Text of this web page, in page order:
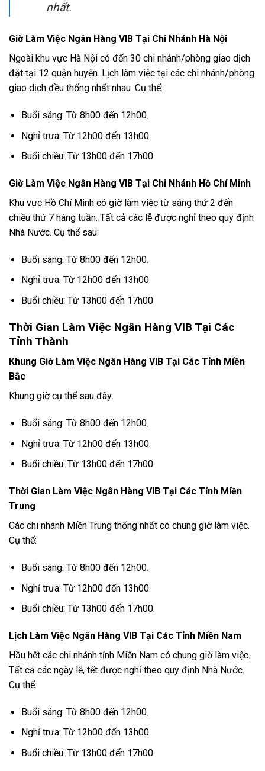
nhất.
Giờ Làm Việc Ngân Hàng VIB Tại Chi Nhánh Hà Nội
Ngoài khu vực Hà Nội có đến 30 chi nhánh/phòng giao dịch
đặt tại 12 quận huyện. Lịch làm việc tại các chi nhánh/phòng
giao dịch đều thống nhất nhau. Cụ thể:
Buổi sáng: Từ 8h00 đến 12h00.
Nghỉ trưa: Từ 12h00 đến 13h00.
Buổi chiều: Từ 13h00 đến 17h00
Giờ Làm Việc Ngân Hàng VIB Tại Chi Nhánh Hồ Chí Minh
Khu vực Hồ Chí Minh có giờ làm việc từ sáng thứ 2 đến
chiều thứ 7 hàng tuần. Tất cả các lễ được nghỉ theo quy định
Nhà Nước. Cụ thể sau:
Buổi sáng: Từ 8h00 đến 12h00.
Nghỉ trưa: Từ 12h00 đến 13h00.
Buổi chiều: Từ 13h00 đến 17h00
Thời Gian Làm Việc Ngân Hàng VIB Tại Các
Tỉnh Thành
Khung Giờ Làm Việc Ngân Hàng VIB Tại Các Tỉnh Miền
Bắc
Khung giờ cụ thể sau đây:
Buổi sáng: Từ 8h00 đến 12h00.
Nghỉ trưa: Từ 12h00 đến 13h00.
Buổi chiều: Từ 13h00 đến 17h00.
Thời Gian Làm Việc Ngân Hàng VIB Tại Các Tỉnh Miền
Trung
Các chi nhánh Miền Trung thống nhất có chung giờ làm việc.
Cụ thể:
Buổi sáng: Từ 8h00 đến 12h00.
Nghỉ trưa: Từ 12h00 đến 13h00.
Buổi chiều: Từ 13h00 đến 17h00.
Lịch Làm Việc Ngân Hàng VIB Tại Các Tỉnh Miền Nam
Hầu hết các chi nhánh tỉnh Miền Nam có chung giờ làm việc.
Tất cả các ngày lễ, tết được nghỉ theo quy định Nhà Nước.
Cụ thể:
Buổi sáng: Từ 8h00 đến 12h00.
Nghỉ trưa: Từ 12h00 đến 13h00.
Buổi chiều: Từ 13h00 đến 17h00.